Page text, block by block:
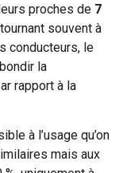
proches de 7
souvent à
conducteurs, le
la
rapport à la
à l’usage qu’on
mais aux